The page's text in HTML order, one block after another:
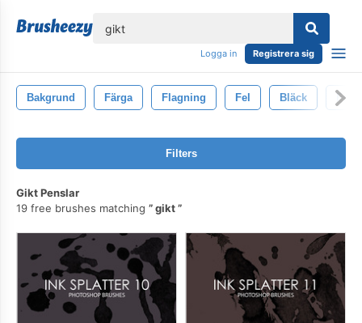
Logga in Registrera sig
Bakgrund Färga Flagning Fel Bläck
Filters
Gikt Penslar
19 free brushes matching
gikt